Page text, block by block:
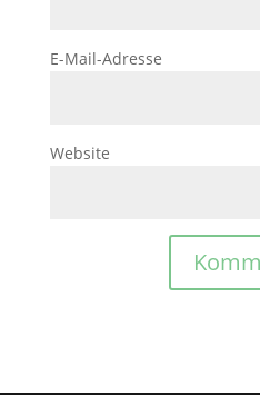
E-Mail-Adresse
Website